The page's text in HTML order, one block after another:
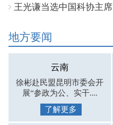
王光谦当选中国科协主席
地方要闻
云南
徐彬赴民盟昆明市委会开
展“参政为公、实干....
了解更多